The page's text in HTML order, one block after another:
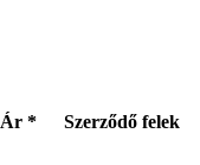
Ár * Szerződő felek